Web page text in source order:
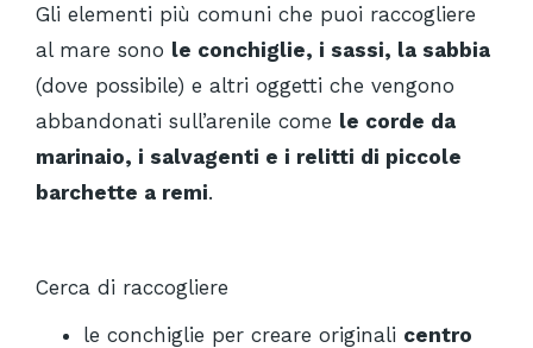
Gli elementi più comuni che puoi raccogliere
al mare sono le conchiglie, i sassi, la sabbia
(dove possibile) e altri oggetti che vengono
abbandonati sull’arenile come le corde da
marinaio, i salvagenti e i relitti di piccole
barchette a remi.
Cerca di raccogliere
le conchiglie per creare originali centro